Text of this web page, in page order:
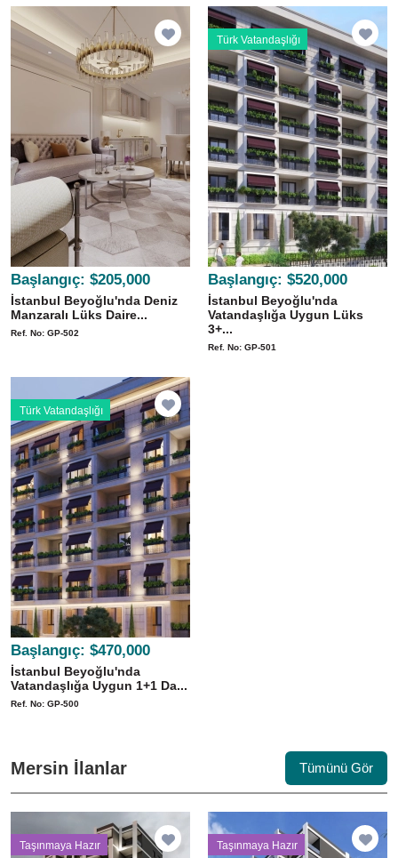
Başlangıç: $205,000
İstanbul Beyoğlu'nda Deniz
Manzaralı Lüks Daire...
Ref. No: GP-502
Türk Vatandaşlığı
Başlangıç: $520,000
İstanbul Beyoğlu'nda
Vatandaşlığa Uygun Lüks
3+...
Ref. No: GP-501
Türk Vatandaşlığı
Başlangıç: $470,000
İstanbul Beyoğlu'nda
Vatandaşlığa Uygun 1+1 Da...
Ref. No: GP-500
Mersin İlanlar Tümünü Gör
Taşınmaya Hazır Taşınmaya Hazır